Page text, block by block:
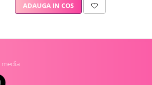
ADAUGA IN COS
media